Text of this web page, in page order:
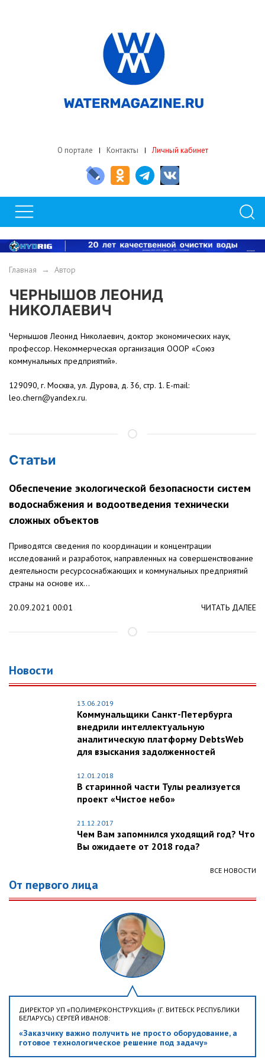
О портале Контакты Личный кабинет
Главная → Автор
ЧЕРНЫШОВ ЛЕОНИД
НИКОЛАЕВИЧ
Чернышов Леонид Николаевич, доктор экономических наук,
профессор. Некоммерческая организация ОООР «Союз
коммунальных предприятий».
129090, г. Москва, ул. Дурова, д. 36, стр. 1. E-mail:
leo.chern@yandex.ru.
Статьи
Обеспечение экологической безопасности систем
водоснабжения и водоотведения технически
сложных объектов
Приводятся сведения по координации и концентрации
исследований и разработок, направленных на совершенствование
деятельности ресурсоснабжающих и коммунальных предприятий
страны на основе их...
20.09.2021 00:01 ЧИТАТЬ ДАЛЕЕ
Новости
13.06.2019
Коммунальщики Санкт-Петербурга
внедрили интеллектуальную
аналитическую платформу DebtsWeb
для взыскания задолженностей
12.01.2018
В старинной части Тулы реализуется
проект «Чистое небо»
21.12.2017
Чем Вам запомнился уходящий год? Что
Вы ожидаете от 2018 года?
ВСЕ НОВОСТИ
От первого лица
ДИРЕКТОР УП «ПОЛИМЕРКОНСТРУКЦИЯ» (Г. ВИТЕБСК РЕСПУБЛИКИ
БЕЛАРУСЬ) СЕРГЕЙ ИВАНОВ:
«Заказчику важно получить не просто оборудование, а
готовое технологическое решение под задачу»